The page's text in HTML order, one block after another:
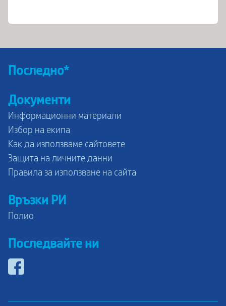
Последно*
Документи
Информационни материали
Избор на екипа
Как да използваме сайтовете
Защита на личните данни
Правила за използване на сайта
Връзки РИ
Полио
Последвайте ни